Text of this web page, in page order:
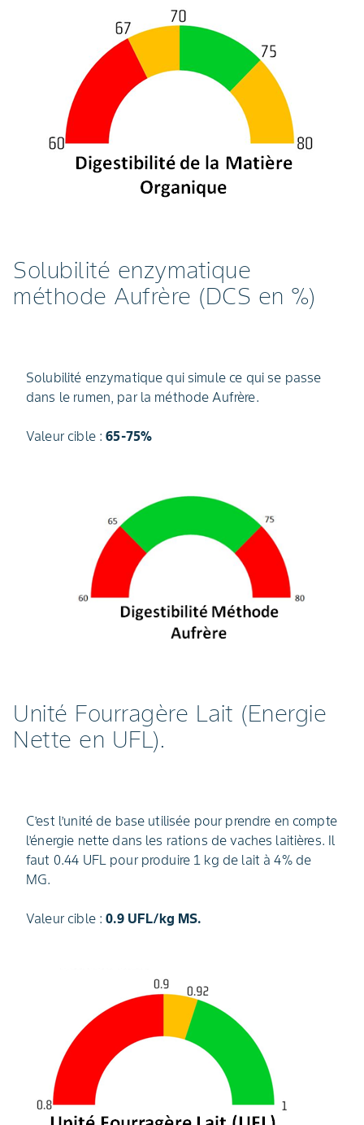
Solubilité enzymatique
méthode Aufrère (DCS en %)
Solubilité enzymatique qui simule ce qui se passe
dans le rumen, par la méthode Aufrère.
Valeur cible :65-75%
Unité Fourragère Lait (Energie
Nette en UFL).
C’est l’unité de base utilisée pour prendre en compte
l’énergie nette dans les rations de vaches laitières. Il
faut 0.44 UFL pour produire 1 kg de lait à 4% de
MG.
Valeur cible :0.9 UFL/kg MS.